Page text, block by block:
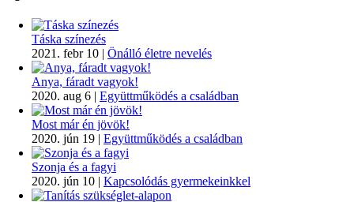
Táska színezés
2021. febr 10 | Önálló életre nevelés
Anya, fáradt vagyok!
2020. aug 6 | Együttműködés a családban
Most már én jövök!
2020. jún 19 | Együttműködés a családban
Szonja és a fagyi
2020. jún 10 | Kapcsolódás gyermekeinkkel